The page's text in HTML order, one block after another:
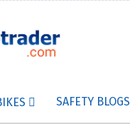
SAFETY BLOGS